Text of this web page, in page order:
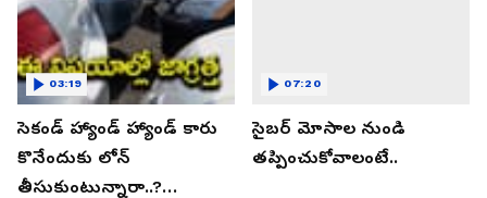
సెకండ్ హ్యాండ్ హ్యాండ్ కారు
కొనేందుకు లోన్
తీసుకుంటున్నారా..?
03:19
సైబర్ మోసాల నుండి
తప్పించుకోవాలంటే..
07:20